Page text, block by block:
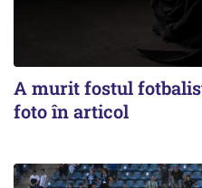
A murit fostul
foto în articol